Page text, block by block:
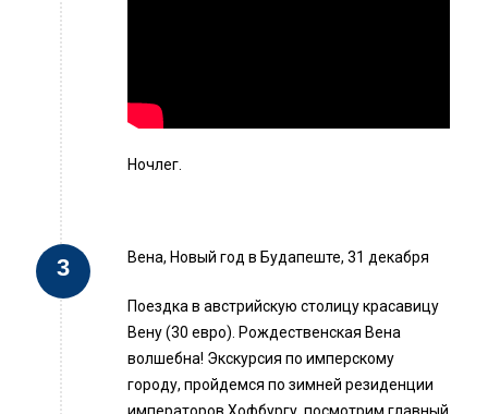
Ночлег.
Вена, Новый год в Будапеште, 31 декабря
Поездка в австрийскую столицу красавицу
Вену (30 евро). Рождественская Вена
волшебна! Экскурсия по имперскому
городу, пройдемся по зимней резиденции